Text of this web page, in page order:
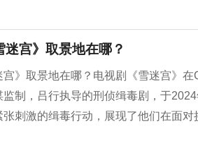
宫》取景地在哪？
》取景地在哪？‌电视剧《雪迷宫》
监制，吕行执导的刑侦缉毒剧，于
刺激的缉毒行动，展现了他们在面对